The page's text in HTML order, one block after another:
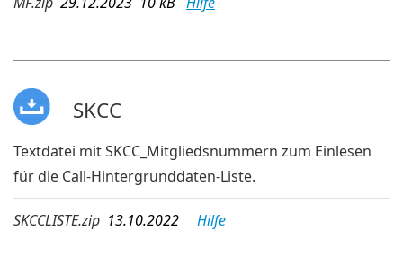
SKCC
Textdatei mit SKCC_Mitgliedsnummern zum Einlesen
für die Call-Hintergrunddaten-Liste.
SKCCLISTE.zip 13.10.2022 Hilfe